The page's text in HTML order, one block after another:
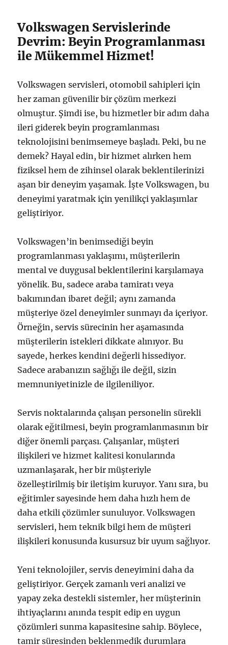
Volkswagen Servislerinde
Devrim: Beyin Programlanması
ile Mükemmel Hizmet!
Volkswagen servisleri, otomobil sahipleri için
her zaman güvenilir bir çözüm merkezi
olmuştur. Şimdi ise, bu hizmetler bir adım daha
ileri giderek beyin programlanması
teknolojisini benimsemeye başladı. Peki, bu ne
demek? Hayal edin, bir hizmet alırken hem
fiziksel hem de zihinsel olarak beklentilerinizi
aşan bir deneyim yaşamak. İşte Volkswagen, bu
deneyimi yaratmak için yenilikçi yaklaşımlar
geliştiriyor.
Volkswagen’in benimsediği beyin
programlanması yaklaşımı, müşterilerin
mental ve duygusal beklentilerini karşılamaya
yönelik. Bu, sadece araba tamiratı veya
bakımından ibaret değil; aynı zamanda
müşteriye özel deneyimler sunmayı da içeriyor.
Örneğin, servis sürecinin her aşamasında
müşterilerin istekleri dikkate alınıyor. Bu
sayede, herkes kendini değerli hissediyor.
Sadece arabanızın sağlığı ile değil, sizin
memnuniyetinizle de ilgileniliyor.
Servis noktalarında çalışan personelin sürekli
olarak eğitilmesi, beyin programlanmasının bir
diğer önemli parçası. Çalışanlar, müşteri
ilişkileri ve hizmet kalitesi konularında
uzmanlaşarak, her bir müşteriyle
özelleştirilmiş bir iletişim kuruyor. Yanı sıra, bu
eğitimler sayesinde hem daha hızlı hem de
daha etkili çözümler sunuluyor. Volkswagen
servisleri, hem teknik bilgi hem de müşteri
ilişkileri konusunda kusursuz bir uyum sağlıyor.
Yeni teknolojiler, servis deneyimini daha da
geliştiriyor. Gerçek zamanlı veri analizi ve
yapay zeka destekli sistemler, her müşterinin
ihtiyaçlarını anında tespit edip en uygun
çözümleri sunma kapasitesine sahip. Böylece,
tamir süresinden beklenmedik durumlara